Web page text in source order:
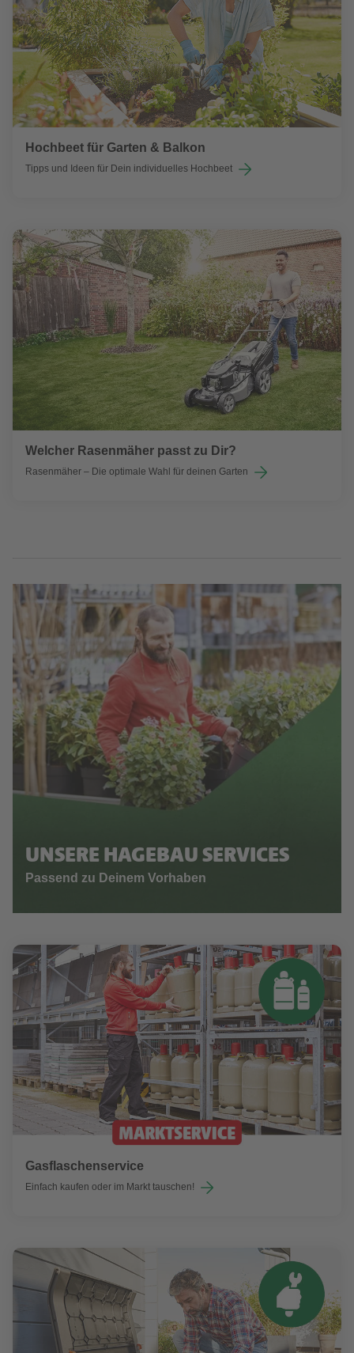
Hochbeet für Garten & Balkon
Tipps und Ideen für Dein individuelles Hochbeet
Welcher Rasenmäher passt zu Dir?
Rasenmäher – Die optimale Wahl für deinen Garten
UNSERE HAGEBAU SERVICES
Passend zu Deinem Vorhaben
Gasflaschenservice
Einfach kaufen oder im Markt tauschen!